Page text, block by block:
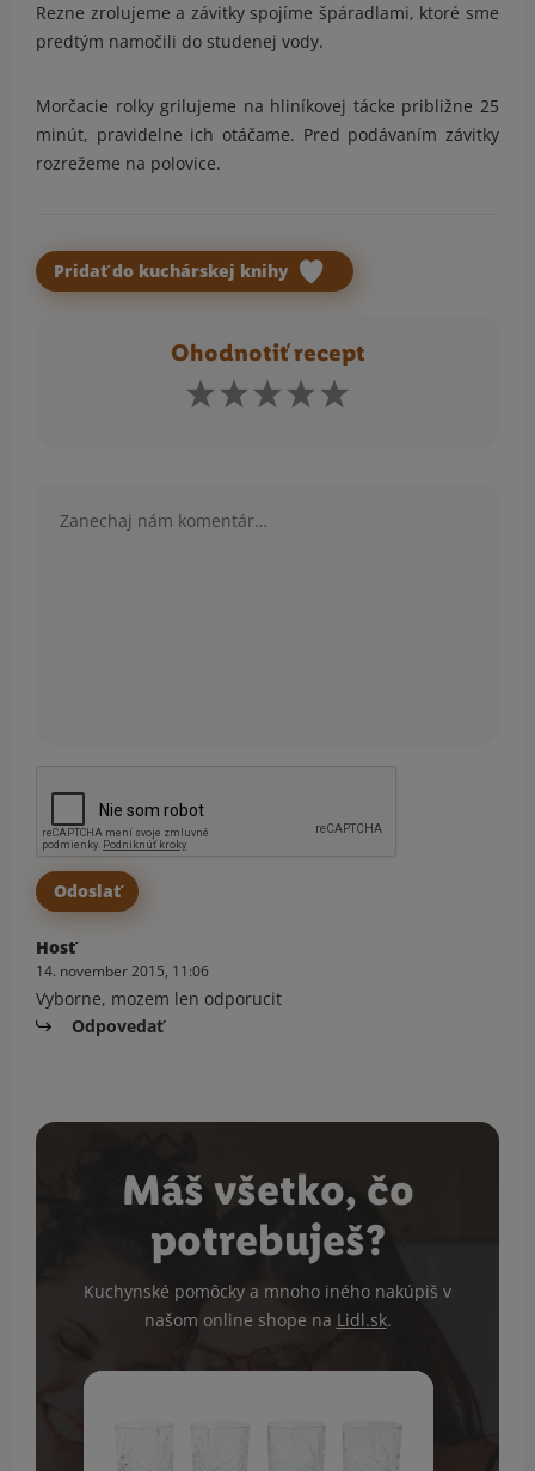
Rezne zrolujeme a závitky spojíme špáradlami, ktoré sme
predtým namočili do studenej vody.
Morčacie rolky grilujeme na hliníkovej tácke približne 25
minút, pravidelne ich otáčame. Pred podávaním závitky
rozrežeme na polovice.
Pridať do kuchárskej knihy
Ohodnotiť recept
Hosť
14. november 2015, 11:06
Vyborne, mozem len odporucit
Odpovedať
Máš všetko, čo
potrebuješ?
Kuchynské pomôcky a mnoho iného nakúpiš v
našom online shope na Lidl.sk.